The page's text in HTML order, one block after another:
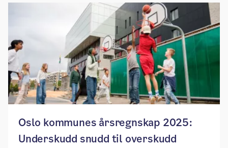
Oslo kommunes årsregnskap 2025:
Underskudd snudd til overskudd